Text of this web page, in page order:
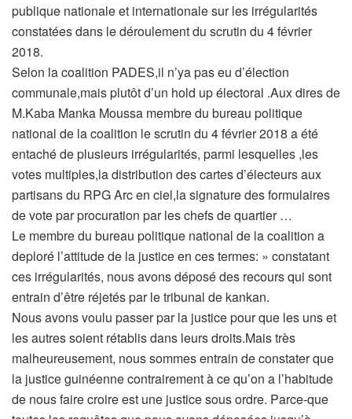
publique nationale et internationale sur les irrégularités
constatées dans le déroulement du scrutin du 4 février
2018.
Selon la coalition PADES,il n’ya pas eu d’élection
communale,mais plutôt d’un hold up électoral .Aux dires de
M.Kaba Manka Moussa membre du bureau politique
national de la coalition le scrutin du 4 février 2018 a été
entaché de plusieurs irrégularités, parmi lesquelles ,les
votes multiples,la distribution des cartes d’électeurs aux
partisans du RPG Arc en ciel,la signature des formulaires
de vote par procuration par les chefs de quartier …
Le membre du bureau politique national de la coalition a
deploré l’attitude de la justice en ces termes: » constatant
ces irrégularités, nous avons déposé des recours qui sont
entrain d’être réjetés par le tribunal de kankan.
Nous avons voulu passer par la justice pour que les uns et
les autres soient rétablis dans leurs droits.Mais très
malheureusement, nous sommes entrain de constater que
la justice guinéenne contrairement à ce qu’on a l’habitude
de nous faire croire est une justice sous ordre. Parce-que